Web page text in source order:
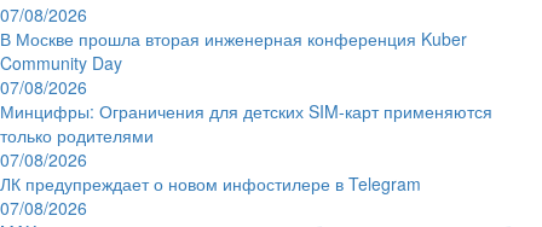
07/08/2026
В Москве прошла вторая инженерная конференция Kuber
Community Day
07/08/2026
Минцифры: Ограничения для детских SIM-карт применяются
только родителями
07/08/2026
ЛК предупреждает о новом инфостилере в Telegram
07/08/2026